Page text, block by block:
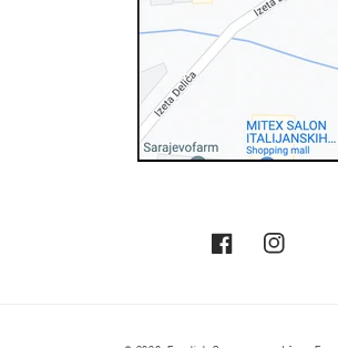
FacebookInstagram